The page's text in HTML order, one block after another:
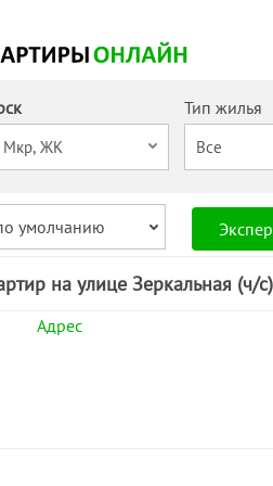
Тип жилья
умолчанию
на улице Зеркальная (ч/
Адрес